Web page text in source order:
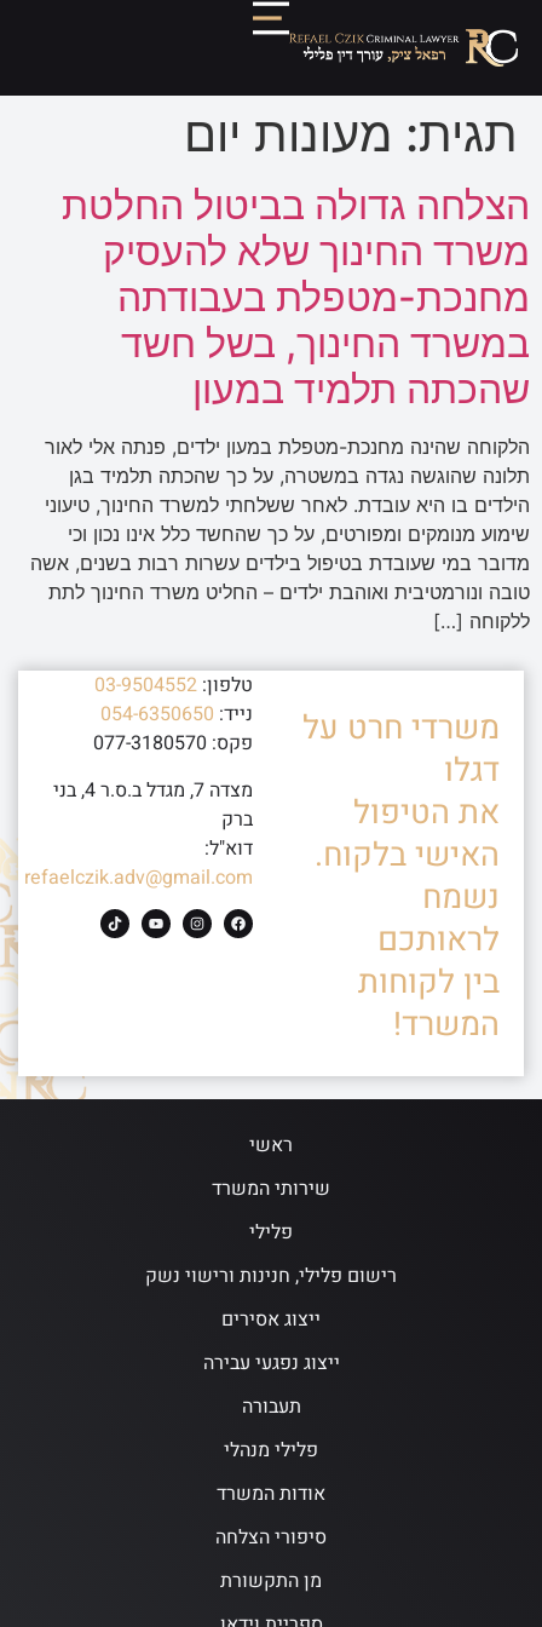
תגית: מעונות יום
הצלחה גדולה בביטול החלטת
משרד החינוך שלא להעסיק
מחנכת-מטפלת בעבודתה
במשרד החינוך, בשל חשד
שהכתה תלמיד במעון
הלקוחה שהינה מחנכת-מטפלת במעון ילדים, פנתה אלי לאור
תלונה שהוגשה נגדה במשטרה, על כך שהכתה תלמיד בגן
הילדים בו היא עובדת. לאחר ששלחתי למשרד החינוך, טיעוני
שימוע מנומקים ומפורטים, על כך שהחשד כלל אינו נכון וכי
מדובר במי שעובדת בטיפול בילדים עשרות רבות בשנים, אשה
טובה ונורמטיבית ואוהבת ילדים – החליט משרד החינוך לתת
ללקוחה […]
משרדי חרט על
דגלו
את הטיפול
האישי בלקוח.
נשמח
לראותכם
בין לקוחות
המשרד!
טלפון: 03-9504552
נייד: 054-6350650
פקס: 077-3180570
מצדה 7, מגדל ב.ס.ר 4, בני
ברק
דוא"ל:
refaelczik.adv@gmail.com
ראשי
שירותי המשרד
פלילי
רישום פלילי, חנינות ורישוי נשק
ייצוג אסירים
ייצוג נפגעי עבירה
תעבורה
פלילי מנהלי
אודות המשרד
סיפורי הצלחה
מן התקשורת